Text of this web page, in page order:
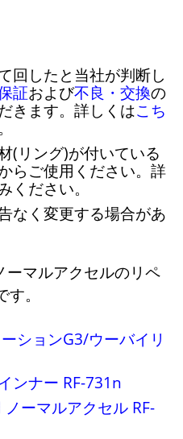
回したと当社が判断し
証および不良・交換の
きます。詳しくはこち
(リング)が付いている
らご使用ください。詳
ください。
なく変更する場合があ
ーマルアクセルのリペ
。
ションG3/ウーバイリ
ンナー RF-731n
ーマルアクセル RF-